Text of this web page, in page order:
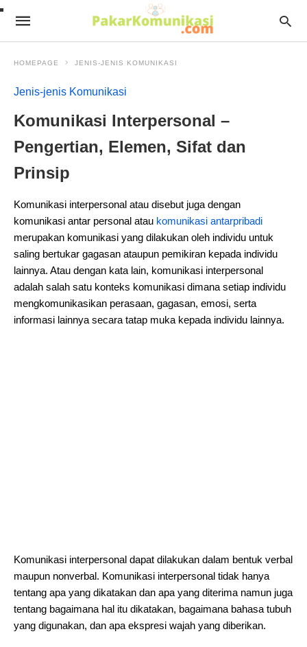
HOMEPAGE JENIS-JENIS KOMUNIKASI
Jenis-jenis Komunikasi
Komunikasi Interpersonal –
Pengertian, Elemen, Sifat dan
Prinsip
Komunikasi interpersonal atau disebut juga dengan
komunikasi antar personal atau komunikasi antarpribadi
merupakan komunikasi yang dilakukan oleh individu untuk
saling bertukar gagasan ataupun pemikiran kepada individu
lainnya. Atau dengan kata lain, komunikasi interpersonal
adalah salah satu konteks komunikasi dimana setiap individu
mengkomunikasikan perasaan, gagasan, emosi, serta
informasi lainnya secara tatap muka kepada individu lainnya.
Komunikasi interpersonal dapat dilakukan dalam bentuk verbal
maupun nonverbal. Komunikasi interpersonal tidak hanya
tentang apa yang dikatakan dan apa yang diterima namun juga
tentang bagaimana hal itu dikatakan, bagaimana bahasa tubuh
yang digunakan, dan apa ekspresi wajah yang diberikan.